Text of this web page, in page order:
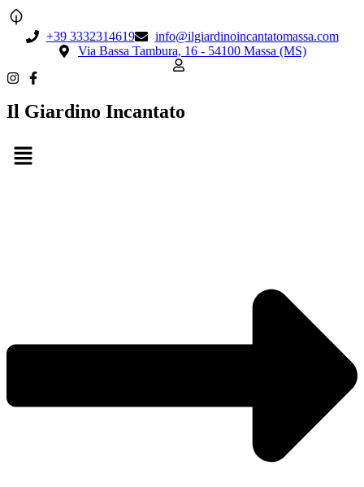
+39 3332314619
info@ilgiardinoincantatomassa.com
Via Bassa Tambura, 16 - 54100 Massa (MS)
Il Giardino Incantato
Menu